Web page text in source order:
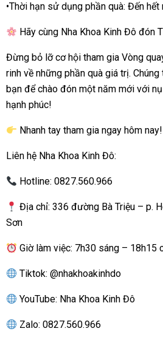
•Thời hạn sử dụng phần quà: Đến
Hãy cùng Nha Khoa Kinh Đô đón
Đừng bỏ lỡ cơ hội tham gia Vòng
rinh về những phần quà giá trị.
bạn để chào đón một năm mới với
hạnh phúc!
Nhanh tay tham gia ngay hôm nay!
Liên hệ Nha Khoa Kinh Đô:
Hotline: 0827.560.966
Địa chỉ: 336 đường Bà Triệu – p.
Sơn
Giờ làm việc: 7h30 sáng – 18h15
Tiktok:@nhakhoakinhdo
YouTube: Nha Khoa Kinh Đô
Zalo: 0827.560.966